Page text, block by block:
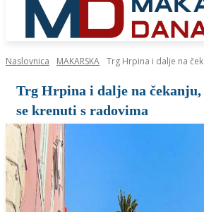
Naslovnica MAKARSKA Trg Hrpina i dalje na
Trg Hrpina i dalje na čekanju,
se krenuti s radovima